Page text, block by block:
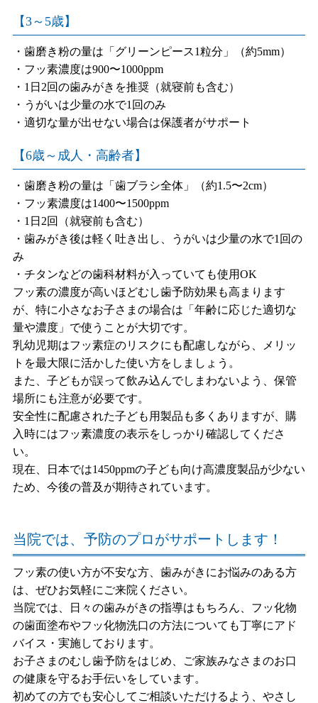
【3～5歳】
・歯磨き粉の量は「グリーンピース1粒分」（約5mm）
・フッ素濃度は900〜1000ppm
・1日2回の歯みがきを推奨（就寝前も含む）
・うがいは少量の水で1回のみ
・適切な量が出せない場合は保護者がサポート
【6歳～成人・高齢者】
・歯磨き粉の量は「歯ブラシ全体」（約1.5〜2cm）
・フッ素濃度は1400〜1500ppm
・1日2回（就寝前も含む）
・歯みがき後は軽く吐き出し、うがいは少量の水で1回の
み
・チタンなどの歯科材料が入っていても使用OK
フッ素の濃度が高いほどむし歯予防効果も高まります
が、特に小さなお子さまの場合は「年齢に応じた適切な
量や濃度」で使うことが大切です。
乳幼児期はフッ素症のリスクにも配慮しながら、メリッ
トを最大限に活かした使い方をしましょう。
また、子どもが誤って飲み込んでしまわないよう、保管
場所にも注意が必要です。
安全性に配慮された子ども用製品も多くありますが、購
入時にはフッ素濃度の表示をしっかり確認してくださ
い。
現在、日本では1450ppmの子ども向け高濃度製品が少ない
ため、今後の普及が期待されています。
当院では、予防のプロがサポートします！
フッ素の使い方が不安な方、歯みがきにお悩みのある方
は、ぜひお気軽にご来院ください。
当院では、日々の歯みがきの指導はもちろん、フッ化物
の歯面塗布やフッ化物洗口の方法についても丁寧にアド
バイス・実施しております。
お子さまのむし歯予防をはじめ、ご家族みなさまのお口
の健康を守るお手伝いをしています。
初めての方でも安心してご相談いただけるよう、やさし